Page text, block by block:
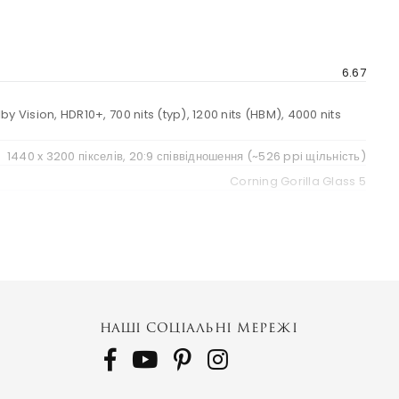
6.67
Vision, HDR10+, 700 nits (typ), 1200 nits (HBM), 4000 nits
1440 x 3200 пікселів, 20:9 співвідношення (~526 ppi щільність)
Corning Gorilla Glass 5
НАШІ СОЦІАЛЬНІ МЕРЕЖІ